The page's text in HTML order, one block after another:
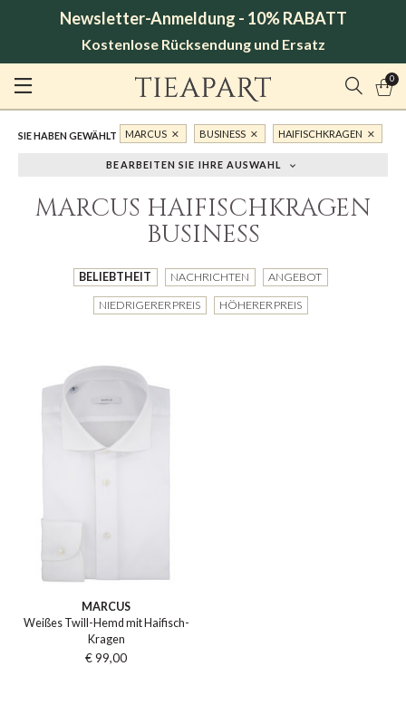
Newsletter-Anmeldung - 10% RABATT
Kostenlose Rücksendung und Ersatz
0
SIE HABEN GEWÄHLT MARCUS BUSINESS HAIFISCHKRAGEN
BEARBEITEN SIE IHRE AUSWAHL
MARCUS HAIFISCHKRAGEN
BUSINESS
BELIEBTHEIT NACHRICHTEN ANGEBOT
NIEDRIGERER PREIS HÖHERER PREIS
MARCUS
Weißes Twill-Hemd mit Haifisch-
Kragen
€ 99,00